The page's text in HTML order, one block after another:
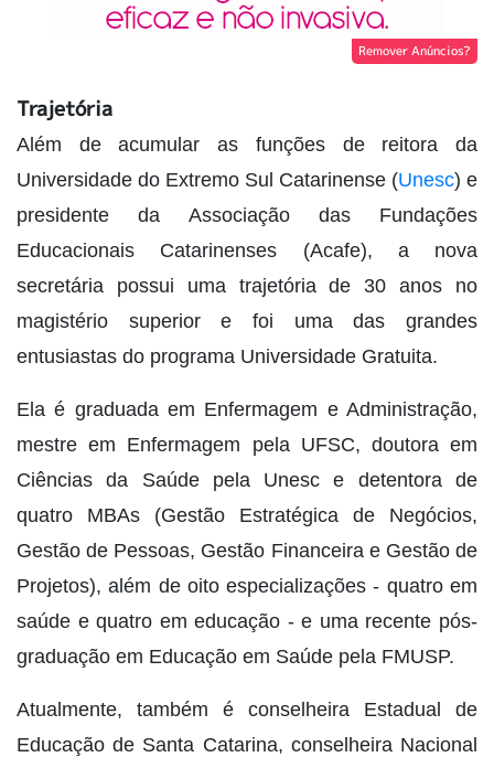
Remover Anúncios?
Trajetória
Além de acumular as funções de reitora da
Universidade do Extremo Sul Catarinense (Unesc) e
presidente da Associação das Fundações
Educacionais Catarinenses (Acafe), a nova
secretária possui uma trajetória de 30 anos no
magistério superior e foi uma das grandes
entusiastas do programa Universidade Gratuita.
Ela é graduada em Enfermagem e Administração,
mestre em Enfermagem pela UFSC, doutora em
Ciências da Saúde pela Unesc e detentora de
quatro MBAs (Gestão Estratégica de Negócios,
Gestão de Pessoas, Gestão Financeira e Gestão de
Projetos), além de oito especializações - quatro em
saúde e quatro em educação - e uma recente pós-
graduação em Educação em Saúde pela FMUSP.
Atualmente, também é conselheira Estadual de
Educação de Santa Catarina, conselheira Nacional